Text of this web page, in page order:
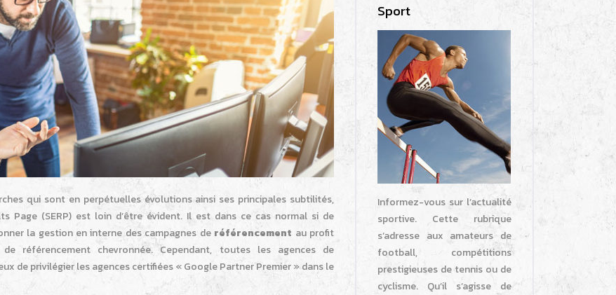
qui sont en perpétuelles évolutions ainsi ses principales subtilités,
Page (SERP) est loin d’être évident. Il est dans ce cas normal si de
la gestion en interne des campagnes de référencement au profit
référencement chevronnée. Cependant, toutes les agences de
de privilégier les agences certifiées « Google Partner Premier » dans le
Sport
Informez-vous sur l’actualité
sportive. Cette rubrique
s’adresse aux amateurs de
football, compétitions
prestigieuses de tennis ou de
cyclisme. Qu’il s’agisse de